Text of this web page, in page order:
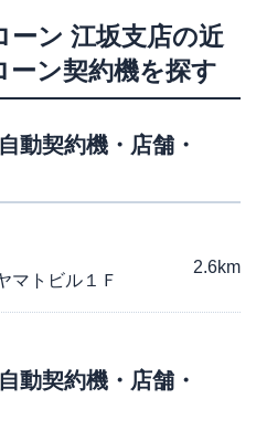
ーン 江坂支店の近
ーン契約機を探す
動契約機・店舗・
マトビル１Ｆ
2.6km
動契約機・店舗・